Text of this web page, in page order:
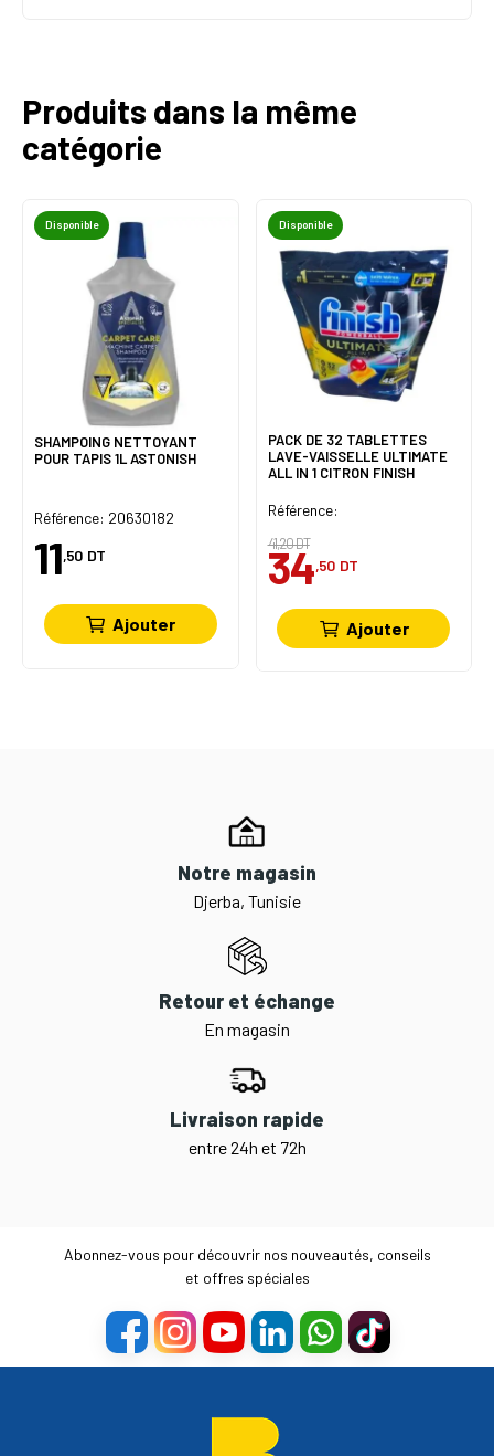
Produits dans la même
catégorie
Disponible
SHAMPOING NETTOYANT
POUR TAPIS 1L ASTONISH
Référence: 20630182
11,50 DT
Ajouter
Disponible
PACK DE 32 TABLETTES
LAVE-VAISSELLE ULTIMATE
ALL IN 1 CITRON FINISH
Référence:
41,20 DT
34,50 DT
Ajouter
Notre magasin
Djerba, Tunisie
Retour et échange
En magasin
Livraison rapide
entre 24h et 72h
Abonnez-vous pour découvrir nos nouveautés, conseils
et offres spéciales